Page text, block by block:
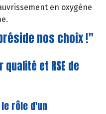
en oxygène
nos choix !"
qualité et RSE de
rôle d'un